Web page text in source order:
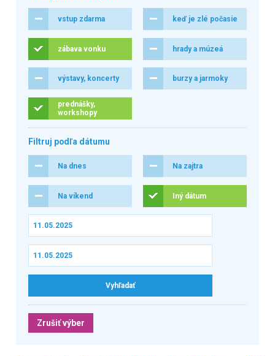
vstup zdarma keď je zlé počasie
zábava vonku hrady a múzeá
výstavy, koncerty burzy a jarmoky
prednášky,
workshopy
Filtruj podľa dátumu
Na dnes Na zajtra
Na víkend Iný dátum
Zrušiť výber